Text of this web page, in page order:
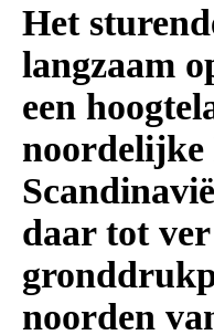
Het
langzaam
een
noordelijke
daar tot
noorden